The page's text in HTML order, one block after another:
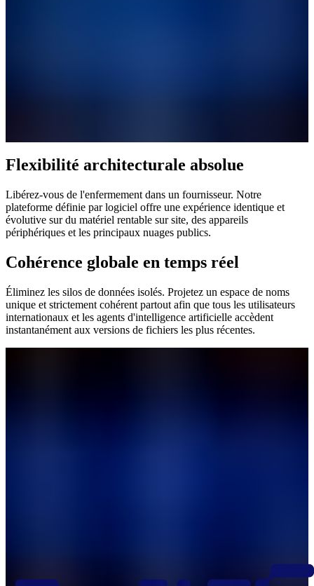
Flexibilité architecturale absolue
Libérez-vous de l'enfermement dans un fournisseur. Notre
plateforme définie par logiciel offre une expérience identique et
évolutive sur du matériel rentable sur site, des appareils
périphériques et les principaux nuages publics.
Cohérence globale en temps réel
Éliminez les silos de données isolés. Projetez un espace de noms
unique et strictement cohérent partout afin que tous les utilisateurs
internationaux et les agents d'intelligence artificielle accèdent
instantanément aux versions de fichiers les plus récentes.